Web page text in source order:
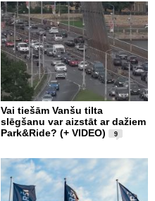
Vai tiešām Vanšu tilta
slēgšanu var aizstāt ar dažiem
Park&Ride? (+ VIDEO)
9